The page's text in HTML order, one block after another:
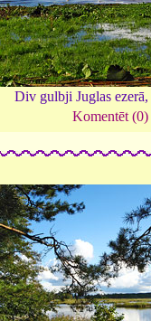
Div gulbji Juglas ezerā,
Komentēt (0)